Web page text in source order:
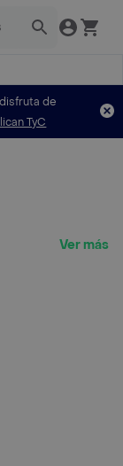
de
TyC
Ver más